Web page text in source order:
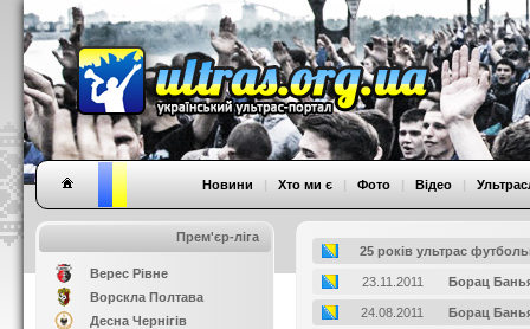
Новини | Хто ми є | Фото | Відео |
Прем'єр-ліга
Верес Рівне
Ворскла Полтава
Десна Чернігів
25 рокiв ультрас
23.11.2011 Борац
24.08.2011 Борац